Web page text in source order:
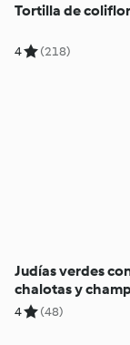
Tortilla de coliflor
4 (218)
Judías verdes
chalotas y
4 (48)